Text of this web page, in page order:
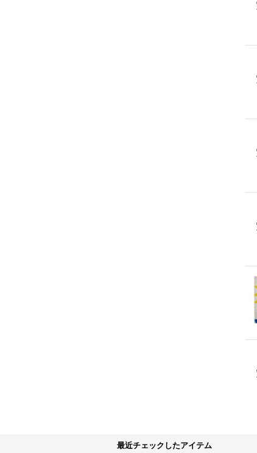
最近チェックしたアイテム